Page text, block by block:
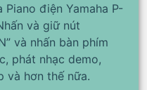
điện Yamaha P-
và giữ nút
và nhấn bàn phím
phát nhạc demo,
và hơn thế nữa.